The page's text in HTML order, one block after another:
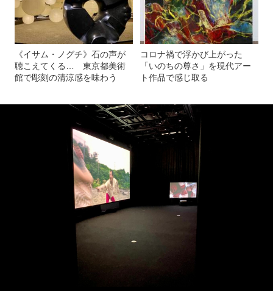
《イサム・ノグチ》石の声が
聴こえてくる… 東京都美術
館で彫刻の清涼感を味わう
コロナ禍で浮かび上がった
「いのちの尊さ」を現代アー
ト作品で感じ取る